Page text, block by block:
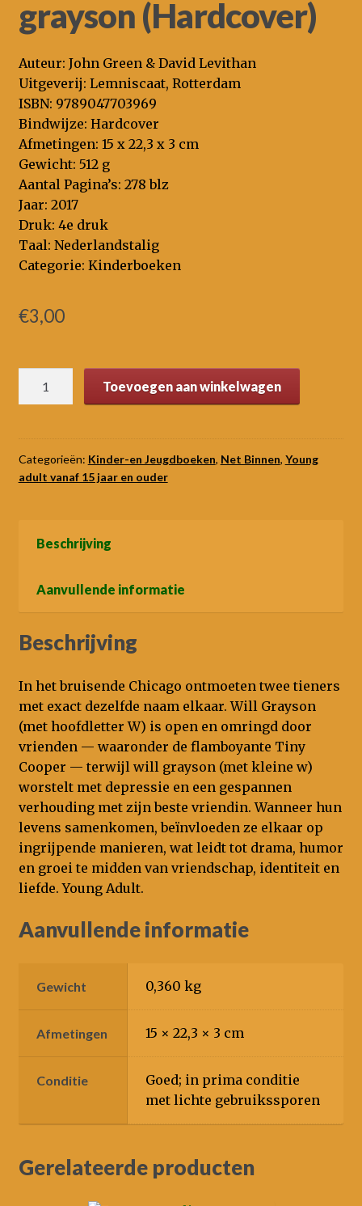
grayson (Hardcover)
Auteur: John Green & David Levithan
Uitgeverij: Lemniscaat, Rotterdam
ISBN: 9789047703969
Bindwijze: Hardcover
Afmetingen: 15 x 22,3 x 3 cm
Gewicht: 512 g
Aantal Pagina’s: 278 blz
Jaar: 2017
Druk: 4e druk
Taal: Nederlandstalig
Categorie: Kinderboeken
€3,00
(Hardcover)
aantal
Toevoegen aan winkelwagen
Categorieën: Kinder-en Jeugdboeken, Net Binnen, Young
adult vanaf 15 jaar en ouder
Beschrijving
Aanvullende informatie
Beschrijving
In het bruisende Chicago ontmoeten twee tieners
met exact dezelfde naam elkaar. Will Grayson
(met hoofdletter W) is open en omringd door
vrienden — waaronder de flamboyante Tiny
Cooper — terwijl will grayson (met kleine w)
worstelt met depressie en een gespannen
verhouding met zijn beste vriendin. Wanneer hun
levens samenkomen, beïnvloeden ze elkaar op
ingrijpende manieren, wat leidt tot drama, humor
en groei te midden van vriendschap, identiteit en
liefde. Young Adult.
Aanvullende informatie
Gewicht 0,360 kg
Afmetingen 15 × 22,3 × 3 cm
Conditie
Goed; in prima conditie
met lichte gebruikssporen
Gerelateerde producten